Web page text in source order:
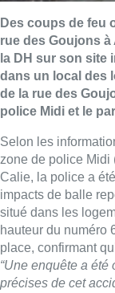
Des coups de feu
rue des Goujons
la DH sur son site
dans un local des
de la rue des
police Midi et le
Selon les
zone de police Midi
Calie, la police a
impacts de balle
situé dans les
hauteur du numéro
place, confirmant
“Une enquête a
précises de cet